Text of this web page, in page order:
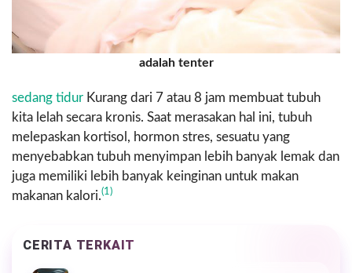
adalah tenter
sedang tidur Kurang dari 7 atau 8 jam membuat tubuh
kita lelah secara kronis. Saat merasakan hal ini, tubuh
melepaskan kortisol, hormon stres, sesuatu yang
menyebabkan tubuh menyimpan lebih banyak lemak dan
juga memiliki lebih banyak keinginan untuk makan
makanan kalori.(1)
CERITA TERKAIT